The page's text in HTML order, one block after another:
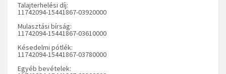
Talajterhelési díj:
11742094-15441867-03920000
Mulasztási bírság:
11742094-15441867-03610000
Késedelmi pótlék:
11742094-15441867-03780000
Egyéb bevételek: